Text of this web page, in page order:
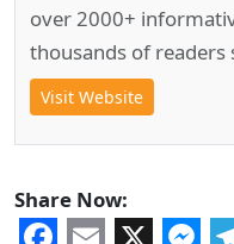
over 2000+
thousands of
Visit Website
Share Now: